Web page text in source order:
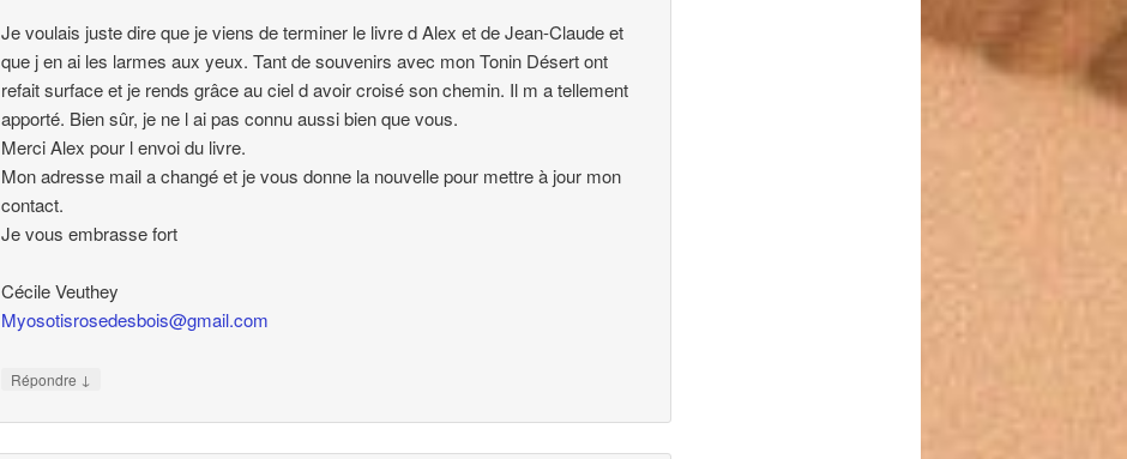
Je voulais juste dire que je viens de terminer le livre d Alex et de Jean-Claude et
que j en ai les larmes aux yeux. Tant de souvenirs avec mon Tonin Désert ont
refait surface et je rends grâce au ciel d avoir croisé son chemin. Il m a tellement
apporté. Bien sûr, je ne l ai pas connu aussi bien que vous.
Merci Alex pour l envoi du livre.
Mon adresse mail a changé et je vous donne la nouvelle pour mettre à jour mon
contact.
Je vous embrasse fort
Cécile Veuthey
Myosotisrosedesbois@gmail.com
Répondre ↓